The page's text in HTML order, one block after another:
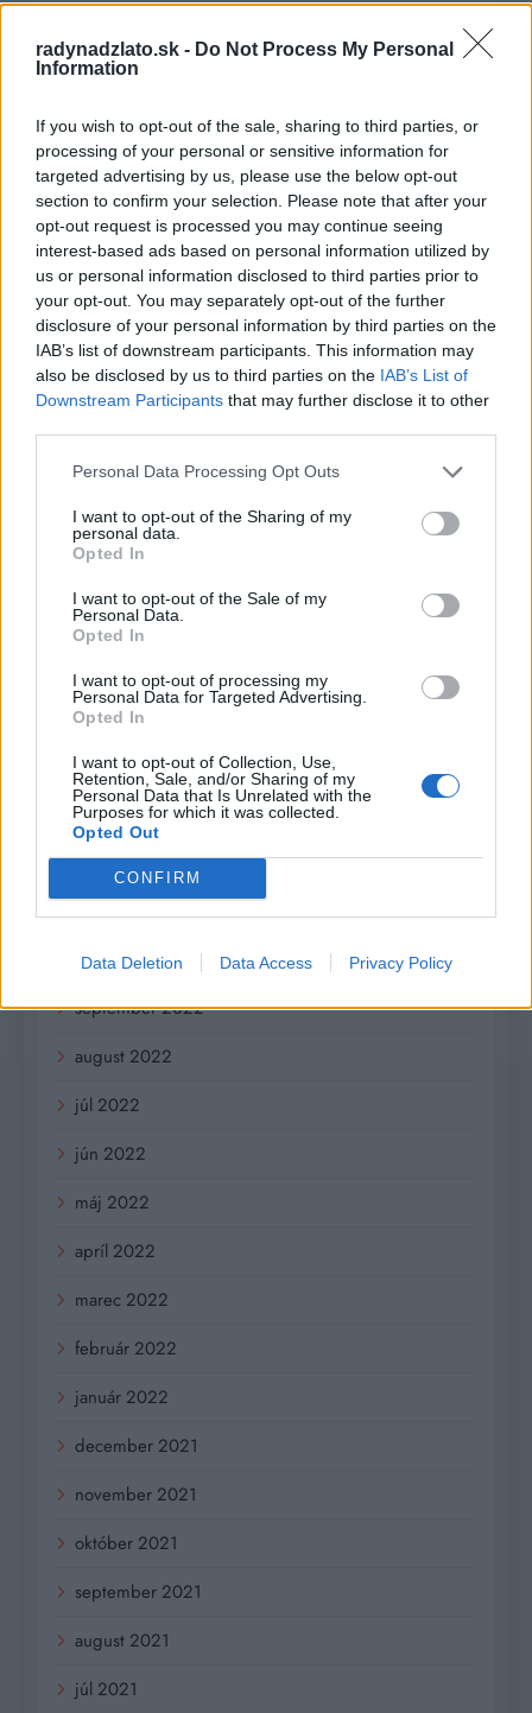
radynadzlato.sk - Do Not Process My Personal
Information
If you wish to opt-out of the sale, sharing to third parties, or
processing of your personal or sensitive information for
targeted advertising by us, please use the below opt-out
section to confirm your selection. Please note that after your
opt-out request is processed you may continue seeing
interest-based ads based on personal information utilized by
us or personal information disclosed to third parties prior to
your opt-out. You may separately opt-out of the further
disclosure of your personal information by third parties on the
IAB’s list of downstream participants. This information may
also be disclosed by us to third parties on the IAB’s List of
Downstream Participants that may further disclose it to other
Personal Data Processing Opt Outs
I want to opt-out of the Sharing of my
personal data.
Opted In
I want to opt-out of the Sale of my
Personal Data.
Opted In
I want to opt-out of processing my
Personal Data for Targeted Advertising.
Opted In
I want to opt-out of Collection, Use,
Retention, Sale, and/or Sharing of my
Personal Data that Is Unrelated with the
Purposes for which it was collected.
Opted Out
CONFIRM
Data Deletion Data Access Privacy Policy
jún 2024
apríl 2024
marec 2024
február 2024
január 2024
december 2023
november 2023
august 2023
júl 2023
jún 2023
máj 2023
marec 2023
február 2023
január 2023
december 2022
november 2022
október 2022
september 2022
august 2022
júl 2022
jún 2022
máj 2022
apríl 2022
marec 2022
február 2022
január 2022
december 2021
november 2021
október 2021
september 2021
august 2021
júl 2021